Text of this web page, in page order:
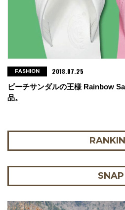
ビーチサンダルの王様 Rainbow
品。
FASHION 2018.07.25
SNAP